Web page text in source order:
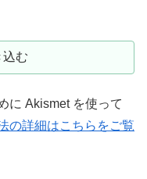
込む
に Akismet を使って
の詳細はこちらをご覧